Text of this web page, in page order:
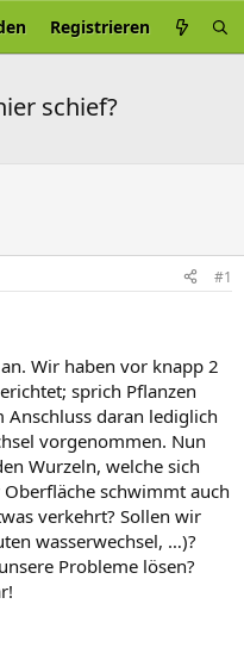
Registrieren
schief?
#1
Wir haben vor knapp 2
sprich Pflanzen
daran lediglich
vorgenommen. Nun
Wurzeln, welche sich
schwimmt auch
verkehrt? Sollen wir
wasserwechsel, …)?
Probleme lösen?